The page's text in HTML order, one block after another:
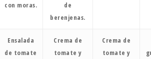
con moras.
de
berenjenas.
Ensalada
de tomate
Crema de
tomate y
Crema de
tomate y